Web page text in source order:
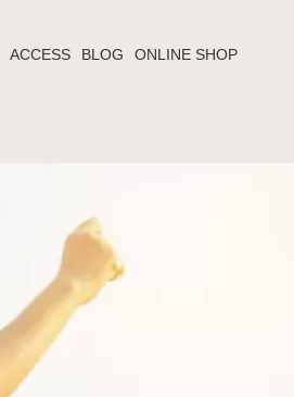
ACCESS BLOG ONLINE SHOP